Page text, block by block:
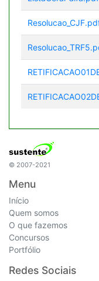
© 2007-2021
Menu
Início
Quem somos
O que fazemos
Concursos
Portfólio
Redes Sociais